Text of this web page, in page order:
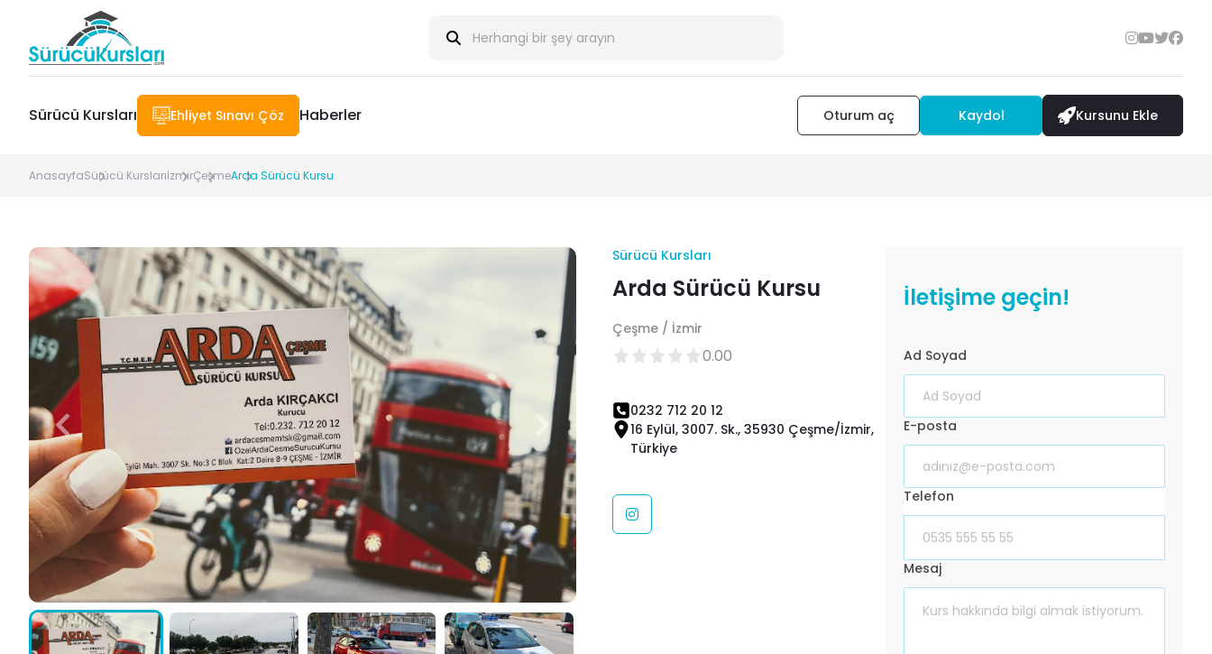
Sürücü Kursları Ehliyet Sınavı Çöz Haberler Oturum aç Kaydol Kursunu Ekle
AnasayfaSürücü KurslarıİzmirÇeşmeArda Sürücü Kursu
Sürücü Kursları
Arda Sürücü Kursu
Çeşme / İzmir
0.00
0232 712 20 12
16 Eylül, 3007. Sk., 35930 Çeşme/İzmir,
Türkiye
İletişime geçin!
Ad Soyad
E-posta
Telefon
Mesaj